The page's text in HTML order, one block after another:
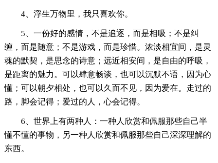
4、浮生万物里，我只喜欢你。
5、一份好的感情，不是追逐，而是相吸；不是纠
缠，而是随意；不是游戏，而是珍惜。浓淡相宜间，是灵
魂的默契，是思念的诗意；远近相安间，是自由的呼吸，
是距离的魅力。可以肆意畅谈，也可以沉默不语，因为心
懂；可以朝夕相处，也可以久而不见，因为爱在。走过的
路，脚会记得；爱过的人，心会记得。
6、世界上有两种人：一种人欣赏和佩服那些自己半
懂不懂的事物，另一种人欣赏和佩服那些自己深深理解的
东西。